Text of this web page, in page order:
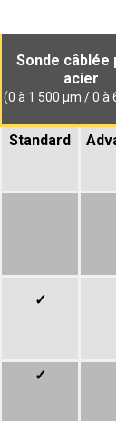
Sonde câblée
acier
(0 à 1 500 µm / 0 à 60
Standard
✓
✓